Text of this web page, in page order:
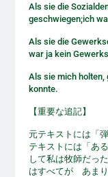
Als sie die
geschwiegen;ich
Als sie die
war ja kein
Als sie mich holten,
konnte.
【重要な追記】
元テキストには「
テキストには「あ
して私は牧師だっ
はすべてが あまり